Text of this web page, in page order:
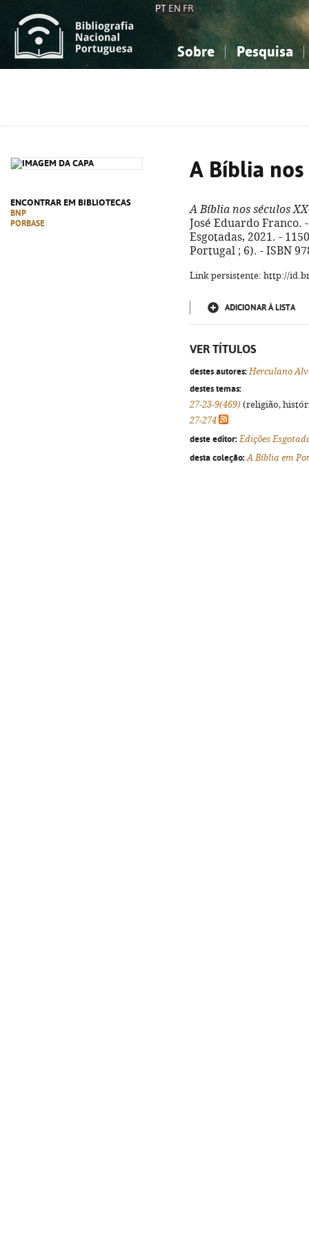
PT EN FR
Sobre Pesquisa
ENCONTRAR EM BIBLIOTECAS
BNP
PORBASE
A Bíblia
A Bíblia nos séculos
José Eduardo Franco.
Esgotadas, 2021. -
Portugal ; 6). - ISBN
Link persistente: http://
ADICIONAR À LISTA
VER TÍTULOS
destes autores: Herculano
destes temas:
27-23-9(469) (religião,
27-274
deste editor: Edições
desta coleção: A Bíblia em